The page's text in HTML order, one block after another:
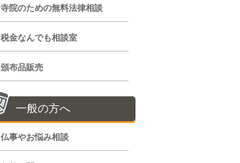
寺院のための無料法律相談
税金なんでも相談室
頒布品販売
一般の方へ
仏事やお悩み相談